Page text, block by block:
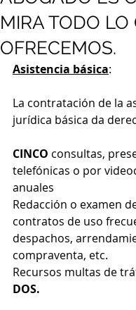
MIRA TODO LO
OFRECEMOS.
Asistencia básica:
La contratación de la
jurídica básica da
CINCO consultas,
telefónicas o por
anuales
Redacción o examen
contratos de uso
despachos,
compraventa, etc.
Recursos multas de
DOS.